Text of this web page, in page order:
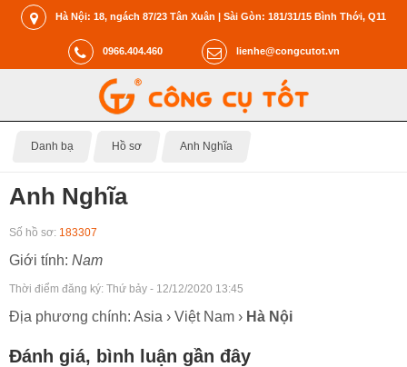
Hà Nội: 18, ngách 87/23 Tân Xuân | Sài Gòn: 181/31/15 Bình Thới, Q11
0966.404.460 lienhe@congcutot.vn
Danh bạ Hồ sơ Anh Nghĩa
Anh Nghĩa
Số hồ sơ: 183307
Giới tính: Nam
Thời điểm đăng ký: Thứ bảy - 12/12/2020 13:45
Địa phương chính: Asia › Việt Nam › Hà Nội
Đánh giá, bình luận gần đây